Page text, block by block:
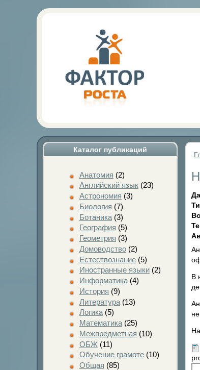
Каталог публикаций
Анатомия (2)
Английский язык(23)
Астрономия (3)
Биология (7)
Ботаника(3)
География (5)
Геометрия (3)
Домоводство(2)
Естествознание(5)
Иностранные языки(2)
Информатика(4)
История (9)
Литература(13)
Логика(5)
Математика(25)
Межпредметная (10)
ОБЖ (11)
Обучение грамоте(10)
Общая (85)
В